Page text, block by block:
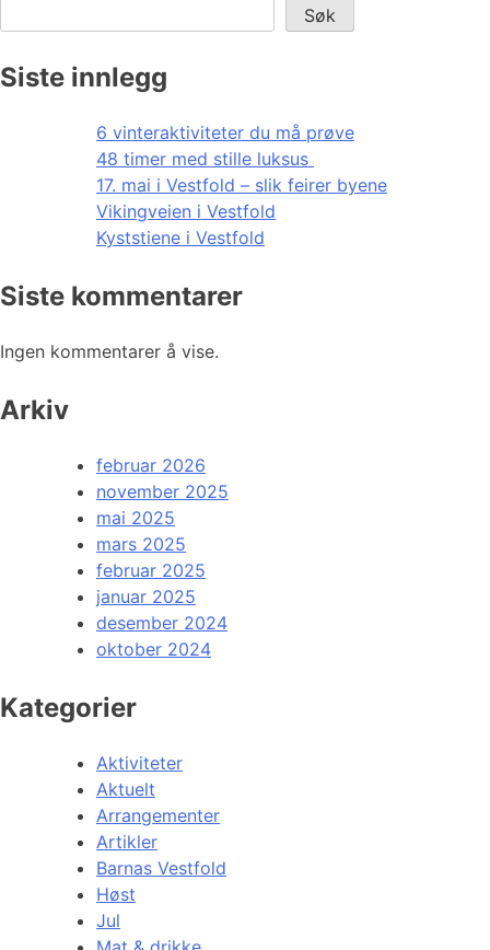
Søk
Siste innlegg
6 vinteraktiviteter du må prøve
48 timer med stille luksus
17. mai i Vestfold – slik feirer byene
Vikingveien i Vestfold
Kyststiene i Vestfold
Siste kommentarer
Ingen kommentarer å vise.
Arkiv
februar 2026
november 2025
mai 2025
mars 2025
februar 2025
januar 2025
desember 2024
oktober 2024
Kategorier
Aktiviteter
Aktuelt
Arrangementer
Artikler
Barnas Vestfold
Høst
Jul